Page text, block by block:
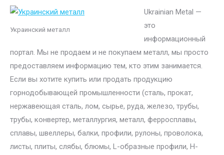
Украинский металл
Ukrainian Metal —
это
информационный
портал. Мы не продаем и не покупаем металл, мы просто
предоставляем информацию тем, кто этим занимается.
Если вы хотите купить или продать продукцию
горнодобывающей промышленности (сталь, прокат,
нержавеющая сталь, лом, сырье, руда, железо, трубы,
трубы, конвертер, металлургия, металл, ферросплавы,
сплавы, швеллеры, балки, профили, рулоны, проволока,
листы, плиты, слябы, блюмы, L-образные профили, H-